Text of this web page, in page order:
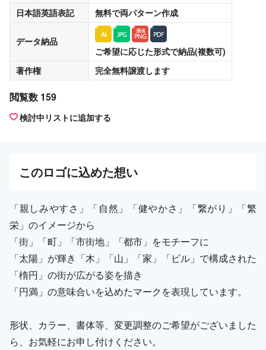
日本語英語表記
無料で両パターン作成
データ納品
ご希望に応じた形式で納品(複数可)
著作権
完全無料譲渡します
閲覧数 159
検討中リストに追加する
このロゴに込めた想い
「親しみやすさ」「自然」「健やかさ」「繋がり」「繁
栄」のイメージから
「街」「町」「市街地」「都市」をモチーフに
「太陽」が輝き「木」「山」「家」「ビル」で構成された
「楕円」の街が広がる姿を描き
「円満」の意味合いを込めたマークを表現しています。
形状、カラー、書体等、変更調整のご希望がございました
ら、お気軽にお申し付けください。